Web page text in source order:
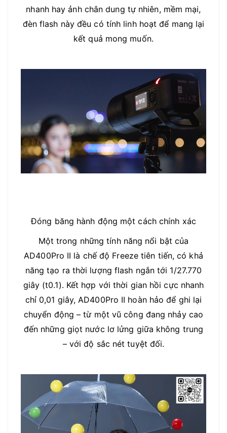
nhanh hay ảnh chân dung tự nhiên, mềm mại,
đèn flash này đều có tính linh hoạt để mang lại
kết quả mong muốn.
Đóng băng hành động một cách chính xác
Một trong những tính năng nổi bật của
AD400Pro II là chế độ Freeze tiên tiến, có khả
năng tạo ra thời lượng flash ngắn tới 1/27.770
giây (t0.1). Kết hợp với thời gian hồi cực nhanh
chỉ 0,01 giây, AD400Pro II hoàn hảo để ghi lại
chuyển động – từ một vũ công đang nhảy cao
đến những giọt nước lơ lửng giữa không trung
– với độ sắc nét tuyệt đối.